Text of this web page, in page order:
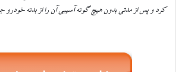
کرد و پس از مدتی بدون هیچ گونه آسیبی آن را از بدنه خودرو